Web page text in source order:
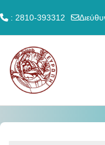
: 2810-393312